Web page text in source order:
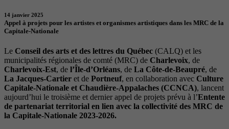
14 janvier 2025
Appel à projets pour les artistes et organismes artistiques dans les MRC de la
Capitale-Nationale
Le Conseil des arts et des lettres du Québec (CALQ) et les
municipalités régionales de comté (MRC) de Charlevoix, de
Charlevoix-Est, de l’Île-d’Orléans, de La Côte-de-Beaupré, de
La Jacques-Cartier et de Portneuf, en collaboration avec Culture
Capitale-Nationale et Chaudière-Appalaches (CCNCA), lancent
aujourd’hui le troisième et dernier appel de projets prévu à l’Entente
de partenariat territorial en lien avec la collectivité des MRC de
la Capitale-Nationale 2023-2026.